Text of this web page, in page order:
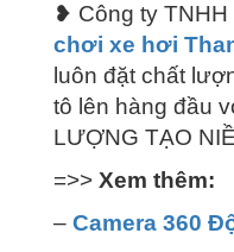
❥ Công ty TNHH
chơi xe hơi
luôn đặt chất
tô lên hàng đầu
LƯỢNG TẠO
=>> Xem thêm:
– Camera 360